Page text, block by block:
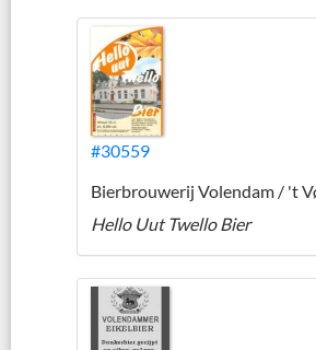
#30559
Bierbrouwerij Volendam / 't
Hello Uut Twello Bier